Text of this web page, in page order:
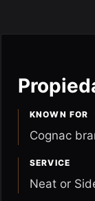
KNOWN FOR
Cognac
SERVICE
Neat or